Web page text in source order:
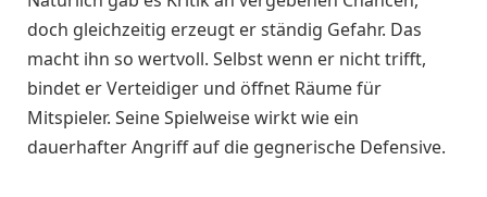
doch gleichzeitig erzeugt er ständig Gefahr. Das
macht ihn so wertvoll. Selbst wenn er nicht trifft,
bindet er Verteidiger und öffnet Räume für
Mitspieler. Seine Spielweise wirkt wie ein
dauerhafter Angriff auf die gegnerische Defensive.